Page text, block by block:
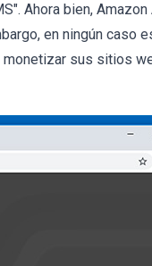
Ahora bien,
en ningún caso
sus sitios